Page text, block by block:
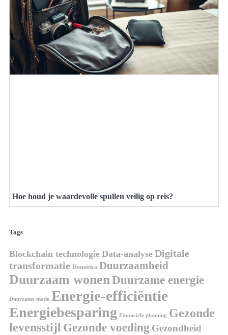
Hoe houd je waardevolle spullen veilig op reis?
Tags
Blockchain technologie Data-analyse Digitale
transformatie Domótica Duurzaamheid
Duurzaam wonenDuurzame energie
Duurzame mode Energie-efficiëntie
Energiebesparing Financiële planning Gezonde
levensstijl Gezonde voeding Gezondheid